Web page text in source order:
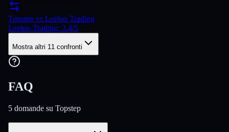
Topstep vs Leeloo Trading
Leeloo Trading: 3.4/5
Mostra altri 11 confronti
FAQ
5 domande su Topstep